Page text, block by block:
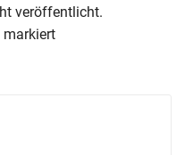
veröffentlicht.
markiert